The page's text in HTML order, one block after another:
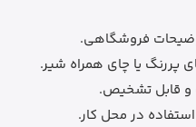
فروشگاهی.
پررنگ یا چای همراه شیر.
و قابل تشخیص.
در محل کار.